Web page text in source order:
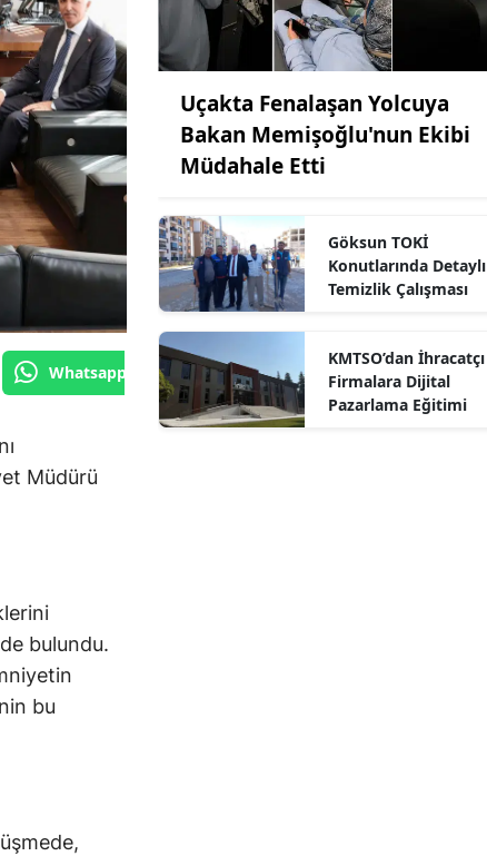
Whatsapp'tan Gönder
Müdürü
bulundu.
bu
Uçakta Fenalaşan Yolcuya
Bakan Memişoğlu'nun Ekibi
Müdahale Etti
Göksun TOKİ
Konutlarında Detaylı
Temizlik Çalışması
KMTSO’dan İhracatçı
Firmalara Dijital
Pazarlama Eğitimi